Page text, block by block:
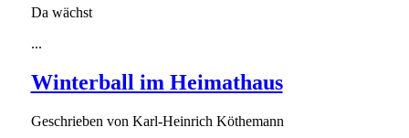
Da wächst
...
Winterball im Heimathaus
Geschrieben von Karl-Heinrich Köthemann